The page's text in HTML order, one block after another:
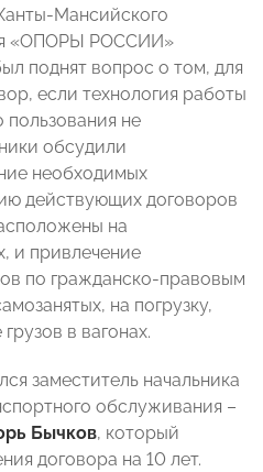
Мансийского
«ОПОРЫ РОССИИ»
поднят вопрос о том, для
если технология работы
не
обсудили
необходимых
действующих договоров
на
и привлечение
по гражданско-правовым
на погрузку,
в вагонах.
заместитель начальника
обслуживания –
Бычков, который
договора на 10 лет.